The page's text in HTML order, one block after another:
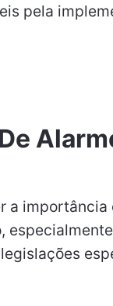
pela
a importância